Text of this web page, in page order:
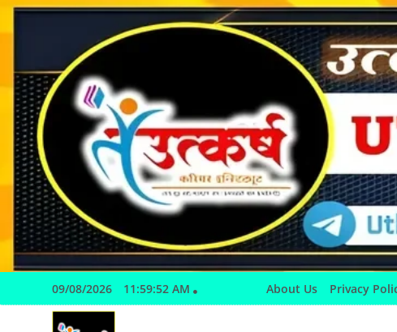
Skip
09/08/2026 11:59:53 AM About Us Privacy